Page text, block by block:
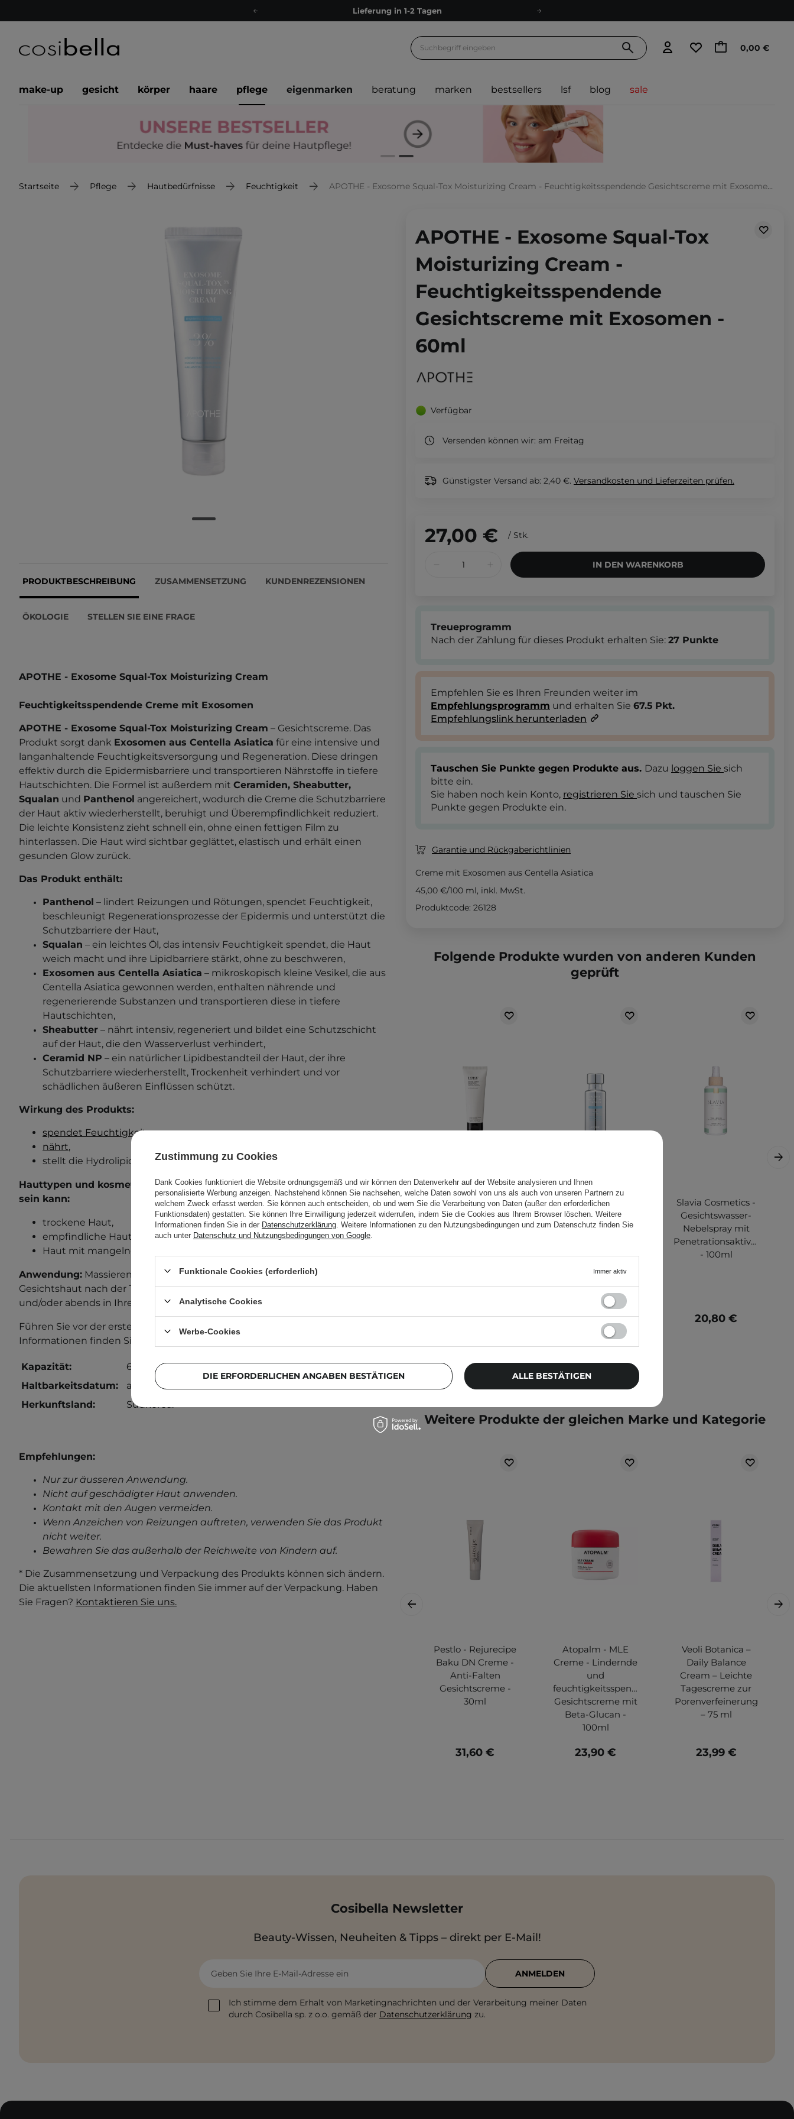
Lieferung in 1-2 Tagen
Kostenloser Versand ab 60 €
Versand nach Deutschland und Österreich
Lieferung in 1-2 Tagen
Empfehle uns weiter und sammle noch mehr Punkte
0,00 €
make-up gesicht körper haare pflege eigenmarken beratung marken bestsellers lsf blog sale
Startseite Pflege Hautbedürfnisse Feuchtigkeit APOTHE - Exosome Squal-Tox Moisturizing Cream - Feuchtigkeitsspendende Gesichtscreme mit Exosomen - 60ml
PRODUKTBESCHREIBUNG ZUSAMMENSETZUNG KUNDENREZENSIONEN
ÖKOLOGIE STELLEN SIE EINE FRAGE
APOTHE - Exosome Squal-Tox Moisturizing Cream
Feuchtigkeitsspendende Creme mit Exosomen
APOTHE - Exosome Squal-Tox Moisturizing Cream – Gesichtscreme. Das
Produkt sorgt dank Exosomen aus Centella Asiatica für eine intensive und
langanhaltende Feuchtigkeitsversorgung und Regeneration. Diese dringen
effektiv durch die Epidermisbarriere und transportieren Nährstoffe in tiefere
Hautschichten. Die Formel ist außerdem mit Ceramiden, Sheabutter,
Squalan und Panthenol angereichert, wodurch die Creme die Schutzbarriere
der Haut aktiv wiederherstellt, beruhigt und Überempfindlichkeit reduziert.
Die leichte Konsistenz zieht schnell ein, ohne einen fettigen Film zu
hinterlassen. Die Haut wird sichtbar geglättet, elastisch und erhält einen
gesunden Glow zurück.
Das Produkt enthält:
Panthenol – lindert Reizungen und Rötungen, spendet Feuchtigkeit,
beschleunigt Regenerationsprozesse der Epidermis und unterstützt die
Schutzbarriere der Haut,
Squalan – ein leichtes Öl, das intensiv Feuchtigkeit spendet, die Haut
weich macht und ihre Lipidbarriere stärkt, ohne zu beschweren,
Exosomen aus Centella Asiatica – mikroskopisch kleine Vesikel, die aus
Centella Asiatica gewonnen werden, enthalten nährende und
regenerierende Substanzen und transportieren diese in tiefere
Hautschichten,
Sheabutter – nährt intensiv, regeneriert und bildet eine Schutzschicht
auf der Haut, die den Wasserverlust verhindert,
Ceramid NP – ein natürlicher Lipidbestandteil der Haut, der ihre
Schutzbarriere wiederherstellt, Trockenheit verhindert und vor
schädlichen äußeren Einflüssen schützt.
Wirkung des Produkts:
spendet Feuchtigkeit,
nährt,
stellt die Hydrolipidbarriere wieder her.
Hauttypen und kosmetische Mängel, bei denen dieses Produkt hilfreich
sein kann:
trockene Haut,
empfindliche Haut,
Haut mit mangelnder Elastizität.
Anwendung: Massieren Sie eine Portion der Creme in die gereinigte
Gesichtshaut nach der Tonisierung ein. Verwenden Sie das Produkt morgens
und/oder abends in Ihrer Pflegeroutine.
Führen Sie vor der ersten Anwendung einen Allergietest durch. Weitere
Informationen finden Sie in unserem Beitrag zum
Kapazität:
60 ml
Haltbarkeitsdatum:
auf der Verpackung.
Herkunftsland:
Südkorea.
Empfehlungen:
Nur zur äusseren Anwendung.
Nicht auf geschädigter Haut anwenden.
Kontakt mit den Augen vermeiden.
Wenn Anzeichen von Reizungen auftreten, verwenden Sie das Produkt
nicht weiter.
Bewahren Sie das außerhalb der Reichweite von Kindern auf.
* Die Zusammensetzung und Verpackung des Produkts können sich ändern.
Die aktuellsten Informationen finden Sie immer auf der Verpackung. Haben
Sie Fragen? Kontaktieren Sie uns.
APOTHE - Exosome Squal-Tox
Moisturizing Cream -
Feuchtigkeitsspendende
Gesichtscreme mit Exosomen -
60ml
Verfügbar
Versenden können wir: am Freitag
Günstigster Versand ab: 2,40 €. Versandkosten und Lieferzeiten prüfen.
27,00 € / Stk.
IN DEN WARENKORB
Treueprogramm
Nach der Zahlung für dieses Produkt erhalten Sie: 27 Punkte
Empfehlen Sie es Ihren Freunden weiter im
Empfehlungsprogramm und erhalten Sie 67.5 Pkt.
Empfehlungslink herunterladen
Tauschen Sie Punkte gegen Produkte aus. Dazu loggen Sie sich
bitte ein.
Sie haben noch kein Konto, registrieren Sie sich und tauschen Sie
Punkte gegen Produkte ein.
Garantie und Rückgaberichtlinien
Creme mit Exosomen aus Centella Asiatica
45,00 €/100 ml, inkl. MwSt.
Produktcode: 26128
Folgende Produkte wurden von anderen Kunden
geprüft
Evolve Organic
Beauty - Soothing
Ceramide
Reinigungsmilch
23,60 €
APOTHE -
Exosome Squal-
Tox 3% Ampulle -
feuchtigkeitsspendendes
Gesichtsserum mit
32,70 €
Slavia Cosmetics -
Gesichtswasser-
Nebelspray mit
Penetrationsaktivatoren
- 100ml
20,80 €
Weitere Produkte der gleichen Marke und Kategorie
Pestlo - Rejurecipe
Baku DN Creme -
Anti-Falten
Gesichtscreme -
30ml
31,60 €
Atopalm - MLE
Creme - Lindernde
und
feuchtigkeitsspendende
Gesichtscreme mit
Beta-Glucan -
100ml
23,90 €
Veoli Botanica –
Daily Balance
Cream – Leichte
Tagescreme zur
Porenverfeinerung
– 75 ml
23,99 €
Cosibella Newsletter
Beauty-Wissen, Neuheiten & Tipps – direkt per E-Mail!
Geben Sie Ihre E-Mail-Adresse ein
Ich stimme dem Erhalt von Marketingnachrichten und der Verarbeitung meiner Daten
durch Cosibella sp. z o.o. gemäß der Datenschutzerklärung zu.
ANMELDEN
Zustimmung zu Cookies
Dank Cookies funktioniert die Website ordnungsgemäß und wir können den Datenverkehr auf der Website analysieren und Ihnen
personalisierte Werbung anzeigen. Nachstehend können Sie nachsehen, welche Daten sowohl von uns als auch von unseren Partnern zu
welchem Zweck erfasst werden. Sie können auch entscheiden, ob und wem Sie die Verarbeitung von Daten (außer den erforderlichen
Funktionsdaten) gestatten. Sie können Ihre Einwilligung jederzeit widerrufen, indem Sie die Cookies aus Ihrem Browser löschen. Weitere
Informationen finden Sie in der Datenschutzerklärung . Weitere Informationen zu den Nutzungsbedingungen und zum Datenschutz finden Sie
auch unter Datenschutz und Nutzungsbedingungen von Google
Funktionale Cookies (erforderlich) Immer aktiv
Analytische Cookies
Werbe-Cookies
DIE ERFORDERLICHEN ANGABEN BESTÄTIGEN ALLE BESTÄTIGEN